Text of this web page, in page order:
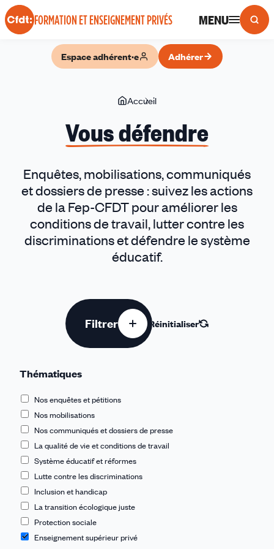
Panneau de gestion des cookies
FORMATION ET ENSEIGNEMENT PRIVÉS MENU
Espace adhérent·e Adhérer
Vous
ici
Accueil
défendre
Vous défendre
Enquêtes, mobilisations, communiqués
et dossiers de presse : suivez les actions
de la Fep-CFDT pour améliorer les
conditions de travail, lutter contre les
discriminations et défendre le système
éducatif.
Filtrer Réinitialiser
Thématiques
Nos enquêtes et pétitions
Nos mobilisations
Nos communiqués et dossiers de presse
La qualité de vie et conditions de travail
Système éducatif et réformes
Lutte contre les discriminations
Inclusion et handicap
La transition écologique juste
Protection sociale
Enseignement supérieur privé